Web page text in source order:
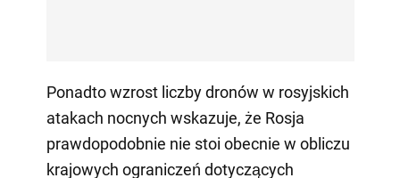
Ponadto wzrost liczby dronów w rosyjskich
atakach nocnych wskazuje, że Rosja
prawdopodobnie nie stoi obecnie w obliczu
krajowych ograniczeń dotyczących